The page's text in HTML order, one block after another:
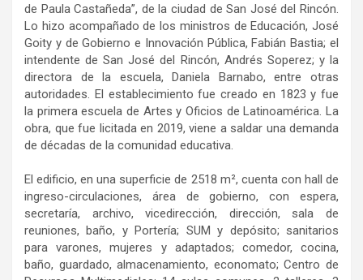
de Paula Castañeda”, de la ciudad de San José del Rincón.
Lo hizo acompañado de los ministros de Educación, José
Goity y de Gobierno e Innovación Pública, Fabián Bastia; el
intendente de San José del Rincón, Andrés Soperez; y la
directora de la escuela, Daniela Barnabo, entre otras
autoridades. El establecimiento fue creado en 1823 y fue
la primera escuela de Artes y Oficios de Latinoamérica. La
obra, que fue licitada en 2019, viene a saldar una demanda
de décadas de la comunidad educativa.
El edificio, en una superficie de 2518 m², cuenta con hall de
ingreso-circulaciones, área de gobierno, con espera,
secretaría, archivo, vicedirección, dirección, sala de
reuniones, baño, y Portería; SUM y depósito; sanitarios
para varones, mujeres y adaptados; comedor, cocina,
baño, guardado, almacenamiento, economato; Centro de